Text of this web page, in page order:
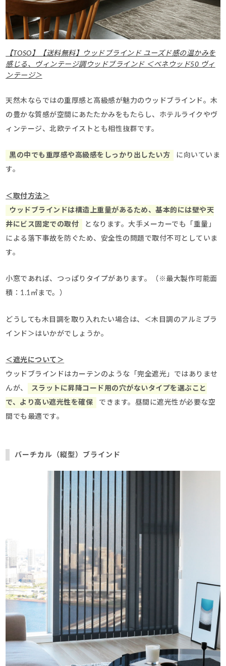
【TOSO】【送料無料】ウッドブラインド ユーズド感の温かみを
感じる、ヴィンテージ調ウッドブラインド ＜ベネウッド50 ヴィ
ンテージ＞
天然木ならではの重厚感と高級感が魅力のウッドブラインド。木
の豊かな質感が空間にあたたかみをもたらし、ホテルライクやヴ
ィンテージ、北欧テイストとも相性抜群です。
黒の中でも重厚感や高級感をしっかり出したい方
に向いていま
す。
＜取付方法＞
ウッドブラインドは構造上重量があるため、基本的には壁や天
井にビス固定での取付
となります。大手メーカーでも「重量」
による落下事故を防ぐため、安全性の問題で取付不可としていま
す。
小窓であれば、つっぱりタイプがあります。（※最大製作可能面
積：1.1㎡まで。）
どうしても木目調を取り入れたい場合は、＜木目調のアルミブラ
インド＞はいかがでしょうか。
＜遮光について＞
ウッドブラインドはカーテンのような「完全遮光」ではありませ
んが、
スラットに昇降コード用の穴がないタイプを選ぶこと
で、より高い遮光性を確保
できます。昼間に遮光性が必要な空
間でも最適です。
バーチカル（縦型）ブラインド